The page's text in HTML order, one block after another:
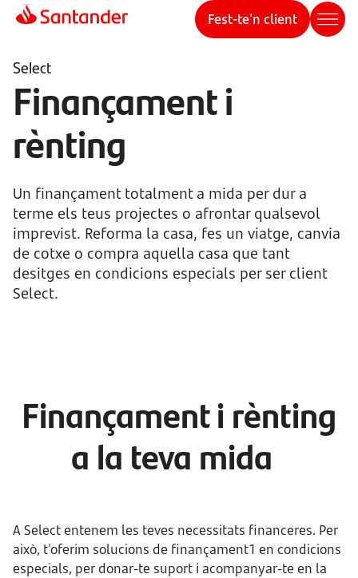
Fest-te'n client
Select
Finançament i
rènting
Un finançament totalment a mida per dur a
terme els teus projectes o afrontar qualsevol
imprevist. Reforma la casa, fes un viatge, canvia
de cotxe o compra aquella casa que tant
desitges en condicions especials per ser client
Select.
Finançament i rènting
a la teva mida
A Select entenem les teves necessitats financeres. Per
això, t'oferim solucions de finançament1 en condicions
especials, per donar-te suport i acompanyar-te en la